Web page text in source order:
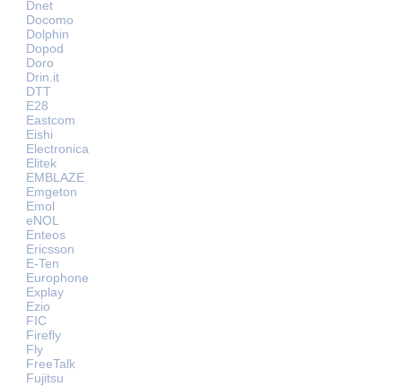
Dnet
Docomo
Dolphin
Dopod
Doro
Drin.it
DTT
E28
Eastcom
Eishi
Electronica
Elitek
EMBLAZE
Emgeton
Emol
eNOL
Enteos
Ericsson
E-Ten
Europhone
Explay
Ezio
FIC
Firefly
Fly
FreeTalk
Fujitsu